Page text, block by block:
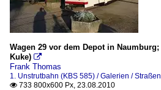
Wagen 29 vor dem Depot in Naumburg;
Kuke) 
Frank Thomas
1. Unstrutbahn (KBS 585) / Galerien /
 733 800x600 Px, 23.08.2010